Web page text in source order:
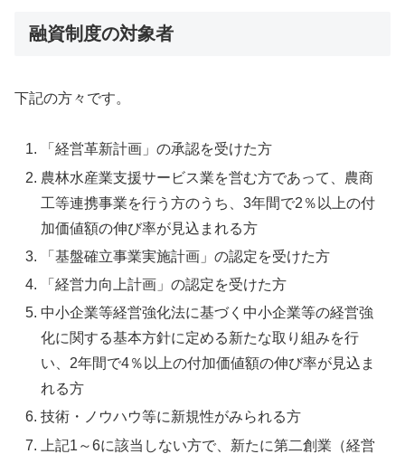
融資制度の対象者
下記の方々です。
「経営革新計画」の承認を受けた方
農林水産業支援サービス業を営む方であって、農商
工等連携事業を行う方のうち、3年間で2％以上の付
加価値額の伸び率が見込まれる方
「基盤確立事業実施計画」の認定を受けた方
「経営力向上計画」の認定を受けた方
中小企業等経営強化法に基づく中小企業等の経営強
化に関する基本方針に定める新たな取り組みを行
い、2年間で4％以上の付加価値額の伸び率が見込ま
れる方
技術・ノウハウ等に新規性がみられる方
上記1～6に該当しない方で、新たに第二創業（経営